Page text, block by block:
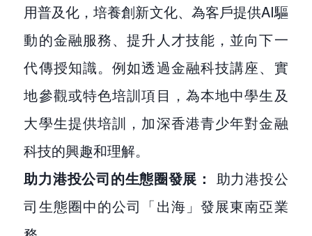
用普及化，培養創新文化、為客戶提供AI驅
動的金融服務、提升人才技能，並向下一
代傳授知識。例如透過金融科技講座、實
地參觀或特色培訓項目，為本地中學生及
大學生提供培訓，加深香港青少年對金融
科技的興趣和理解。
助力港投公司的生態圈發展： 助力港投公
司生態圈中的公司「出海」發展東南亞業